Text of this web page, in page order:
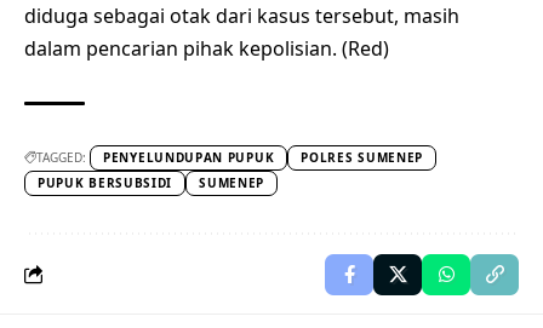
diduga sebagai otak dari kasus tersebut, masih
dalam pencarian pihak kepolisian. (Red)
TAGGED: PENYELUNDUPAN PUPUK
POLRES SUMENEP
PUPUK BERSUBSIDI
SUMENEP